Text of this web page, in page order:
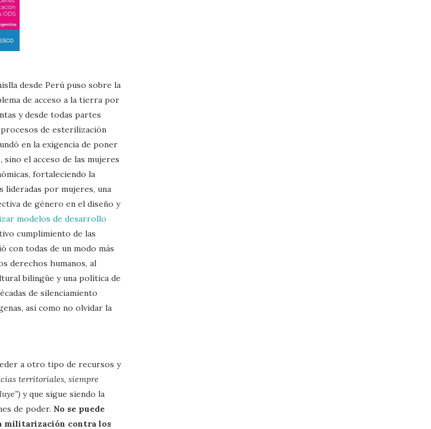
desde Perú puso sobre la
de acceso a la tierra por
y desde todas partes
de esterilización
en la exigencia de poner
el acceso de las mujeres
fortaleciendo la
lideradas por mujeres, una
de género en el diseño y
modelos de desarrollo
cumplimiento de las
con todas de un modo más
derechos humanos, al
bilingüe y una política de
de silenciamiento
así como no olvidar la
a otro tipo de recursos y
territoriales, siempre
y que sigue siendo la
de poder. No se puede
militarización contra los